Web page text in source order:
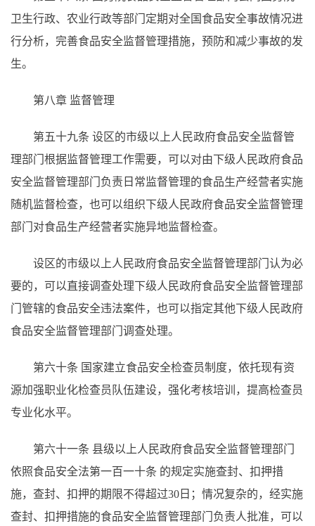
卫生行政、农业行政等部门定期对全国食品安全事故情况进
行分析，完善食品安全监督管理措施，预防和减少事故的发
生。
第八章 监督管理
第五十九条 设区的市级以上人民政府食品安全监督管
理部门根据监督管理工作需要，可以对由下级人民政府食品
安全监督管理部门负责日常监督管理的食品生产经营者实施
随机监督检查，也可以组织下级人民政府食品安全监督管理
部门对食品生产经营者实施异地监督检查。
设区的市级以上人民政府食品安全监督管理部门认为必
要的，可以直接调查处理下级人民政府食品安全监督管理部
门管辖的食品安全违法案件，也可以指定其他下级人民政府
食品安全监督管理部门调查处理。
第六十条 国家建立食品安全检查员制度，依托现有资
源加强职业化检查员队伍建设，强化考核培训，提高检查员
专业化水平。
第六十一条 县级以上人民政府食品安全监督管理部门
依照食品安全法第一百一十条 的规定实施查封、扣押措
施，查封、扣押的期限不得超过30日；情况复杂的，经实施
查封、扣押措施的食品安全监督管理部门负责人批准，可以